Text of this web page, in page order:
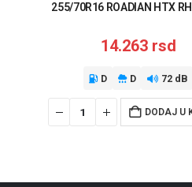
255/70R16 ROADIAN HTX
14.263 rsd
D D 72 dB
DODAJ U